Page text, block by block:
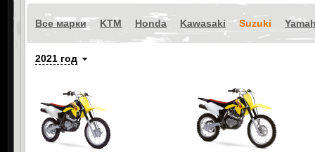
Все марки KTM Honda Kawasaki Suzuki
2021 год